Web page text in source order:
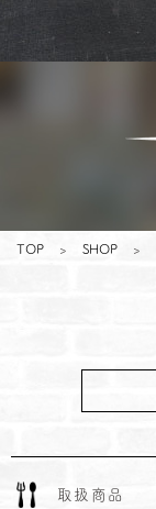
TOP > SHOP >
取 扱 商 品